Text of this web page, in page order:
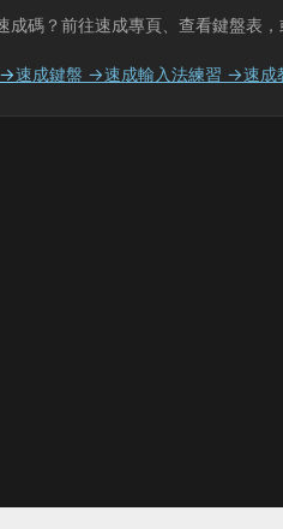
成碼？前往速成專頁、查看鍵盤表
→速成鍵盤 →速成輸入法練習 →速